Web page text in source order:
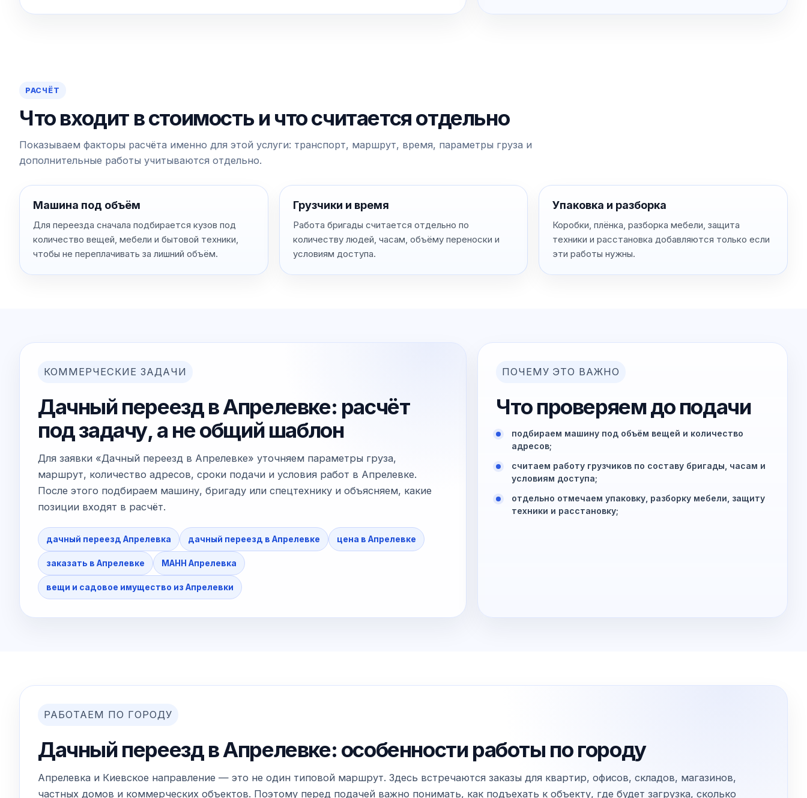
РАСЧЁТ
Что входит в стоимость и что считается отдельно
Показываем факторы расчёта именно для этой услуги: транспорт, маршрут, время, параметры груза и
дополнительные работы учитываются отдельно.
Машина под объём
Для переезда сначала подбирается кузов под
количество вещей, мебели и бытовой техники,
чтобы не переплачивать за лишний объём.
Грузчики и время
Работа бригады считается отдельно по
количеству людей, часам, объёму переноски и
условиям доступа.
Упаковка и разборка
Коробки, плёнка, разборка мебели, защита
техники и расстановка добавляются только если
эти работы нужны.
КОММЕРЧЕСКИЕ ЗАДАЧИ
Дачный переезд в Апрелевке: расчёт
под задачу, а не общий шаблон
Для заявки «Дачный переезд в Апрелевке» уточняем параметры груза,
маршрут, количество адресов, сроки подачи и условия работ в Апрелевке.
После этого подбираем машину, бригаду или спецтехнику и объясняем, какие
позиции входят в расчёт.
дачный переезд Апрелевка дачный переезд в Апрелевке цена в Апрелевке
заказать в Апрелевке МАНН Апрелевка
вещи и садовое имущество из Апрелевки
ПОЧЕМУ ЭТО ВАЖНО
Что проверяем до подачи
подбираем машину под объём вещей и количество
адресов;
считаем работу грузчиков по составу бригады, часам и
условиям доступа;
отдельно отмечаем упаковку, разборку мебели, защиту
техники и расстановку;
РАБОТАЕМ ПО ГОРОДУ
Дачный переезд в Апрелевке: особенности работы по городу
Апрелевка и Киевское направление — это не один типовой маршрут. Здесь встречаются заказы для квартир, офисов, складов, магазинов,
частных домов и коммерческих объектов. Поэтому перед подачей важно понимать, как подъехать к объекту, где будет загрузка, сколько